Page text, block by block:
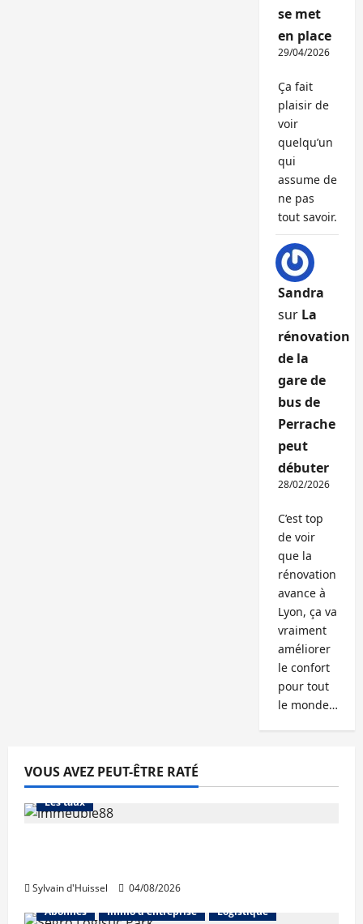
se met
en place
29/04/2026
Ça fait
plaisir de
voir
quelqu’un
qui
assume de
ne pas
tout savoir.
Sandra
sur La
rénovation
de la
gare de
bus de
Perrache
peut
débuter
28/02/2026
C’est top
de voir
que la
rénovation
avance à
Lyon, ça va
vraiment
améliorer
le confort
pour tout
le monde…
VOUS AVEZ PEUT-ÊTRE RATÉ
Abonnés Financement
L'avis des courtiers
Les taux
Sylvain d'Huissel
04/08/2026
Abonnés
Immo d'entreprise Logistique